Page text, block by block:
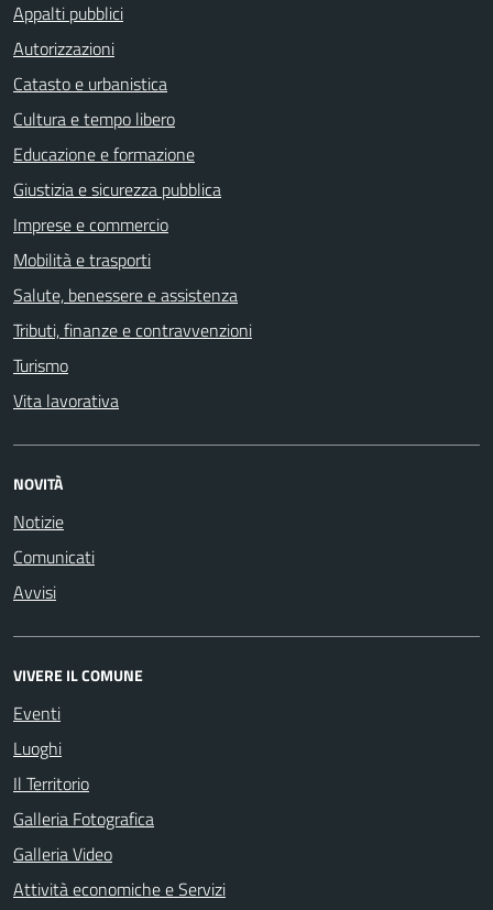
Appalti pubblici
Autorizzazioni
Catasto e urbanistica
Cultura e tempo libero
Educazione e formazione
Giustizia e sicurezza pubblica
Imprese e commercio
Mobilità e trasporti
Salute, benessere e assistenza
Tributi, finanze e contravvenzioni
Turismo
Vita lavorativa
NOVITÀ
Notizie
Comunicati
Avvisi
VIVERE IL COMUNE
Eventi
Luoghi
Il Territorio
Galleria Fotografica
Galleria Video
Attività economiche e Servizi